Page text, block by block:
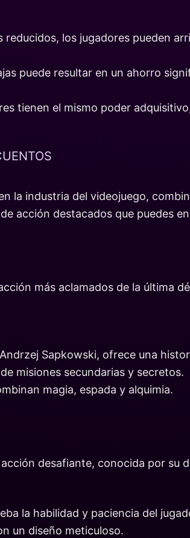
los jugadores pueden
puede resultar en un ahorro
tienen el mismo poder
la industria del videojuego,
acción destacados que puedes
más aclamados de la última
Sapkowski, ofrece una
misiones secundarias y secretos.
magia, espada y alquimia.
desafiante, conocida por
la habilidad y paciencia del
un diseño meticuloso.